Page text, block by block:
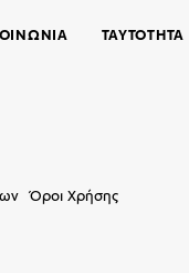
ΤΑΥΤΟΤΗΤΑ
Όροι Χρήσης